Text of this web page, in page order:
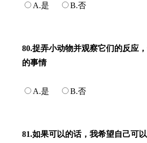
A.是 B.否
80.捉弄小动物并观察它们的反应
的事情
A.是 B.否
81.如果可以的话，我希望自己可